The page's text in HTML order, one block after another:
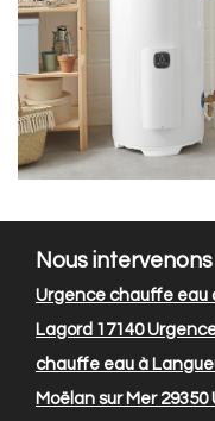
Nous
Urgence chauffe eau
Lagord 17140
chauffe eau à
Moëlan sur Mer 29350